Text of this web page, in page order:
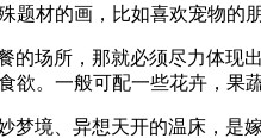
题材的画，比如喜欢宠物的
场所，那就必须尽力体现出
欲。一般可配一些花卉，果
境、异想天开的温床，是嫁